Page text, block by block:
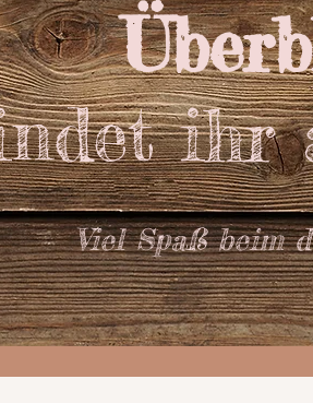
ihr
Viel Spaß beim